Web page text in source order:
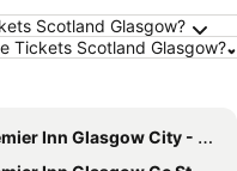
Scotland Glasgow?
Tickets Scotland Glasgow?
Inn Glasgow City - George Square